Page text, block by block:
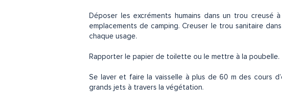
Déposer les excréments humains dans un trou creusé
emplacements de camping. Creuser le trou sanitaire
chaque usage.
Rapporter le papier de toilette ou le mettre à la poubelle.
Se laver et faire la vaisselle à plus de 60 m des cours
grands jets à travers la végétation.